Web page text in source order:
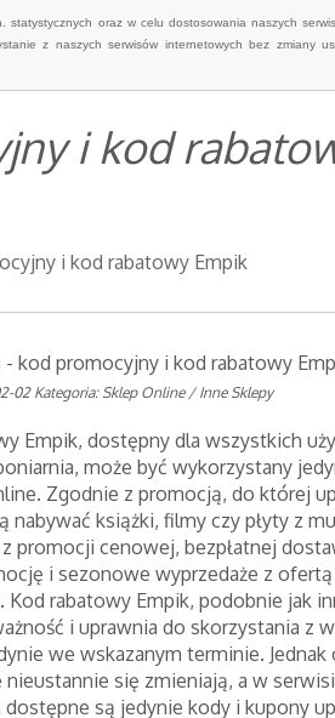
oraz w celu dostosowania naszych
z naszych serwisów internetowych bez zmiany
i kod
i kod rabatowy Empik
- kod promocyjny i kod rabatowy
02 Kategoria: Sklep Online / Inne Sklepy
Empik, dostępny dla wszystkich
może być wykorzystany
Zgodnie z promocją, do której
nabywać książki, filmy czy płyty z
promocji cenowej, bezpłatnej
i sezonowe wyprzedaże z
Kod rabatowy Empik, podobnie jak
i uprawnia do skorzystania z
we wskazanym terminie. Jednak
się zmieniają, a w
dostępne są jedynie kody i kupony